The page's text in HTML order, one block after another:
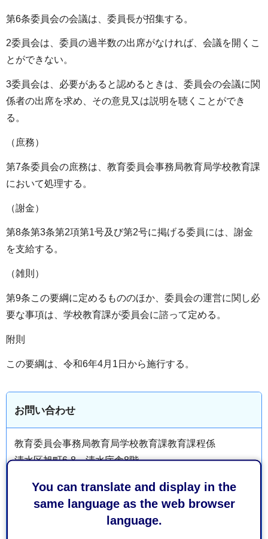
You can translate and display in the
same language as the web browser
language.
第6条委員会の会議は、委員長が招集する。
2委員会は、委員の過半数の出席がなければ、会議を開くこ
とができない。
3委員会は、必要があると認めるときは、委員会の会議に関
係者の出席を求め、その意見又は説明を聴くことができ
る。
（庶務）
第7条委員会の庶務は、教育委員会事務局教育局学校教育課
において処理する。
（謝金）
第8条第3条第2項第1号及び第2号に掲げる委員には、謝金
を支給する。
（雑則）
第9条この要綱に定めるもののほか、委員会の運営に関し必
要な事項は、学校教育課が委員会に諮って定める。
附則
この要綱は、令和6年4月1日から施行する。
お問い合わせ
教育委員会事務局教育局学校教育課教育課程係
清水区旭町6-8 清水庁舎8階
ファックス番号：054-354-2481